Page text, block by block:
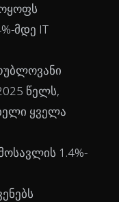
მდე IT
წელს,
ყველა
1.4%-